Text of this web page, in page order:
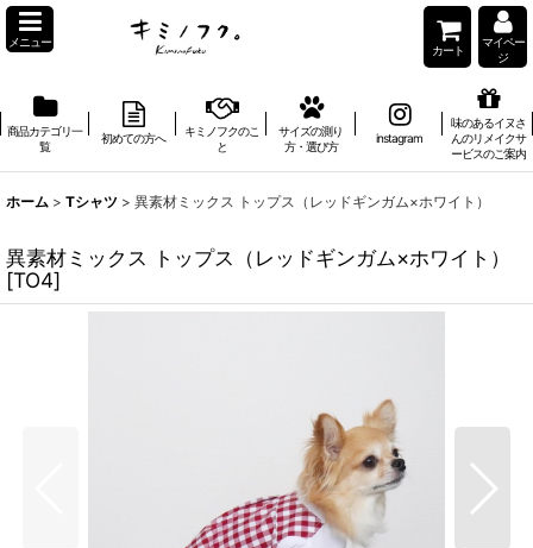
メニュー
カート
マイペー
ジ
商品カテゴリ一
覧
初めての方へ
キミノフクのこ
と
サイズの測り
方・選び方
instagram
味のあるイヌさ
んのリメイクサ
ービスのご案内
ホーム > Tシャツ > 異素材ミックス トップス（レッドギンガム×ホワイト）
異素材ミックス トップス（レッドギンガム×ホワイト）
[TO4]